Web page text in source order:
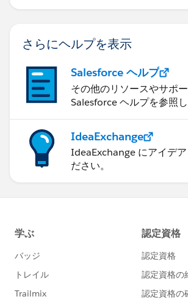
さらにヘルプを表示
Salesforce ヘルプ
その他のリソースやサポ
Salesforce ヘルプを参照し
IdeaExchange
IdeaExchange にアイデア
ださい。